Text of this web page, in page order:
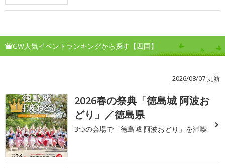
GW人気イベントランキングから探す【四国】
2026/08/07 更新
1
2026春の祭典「徳島城 阿波お
どり」／徳島県
3つの会場で「徳島城 阿波おどり」を満喫